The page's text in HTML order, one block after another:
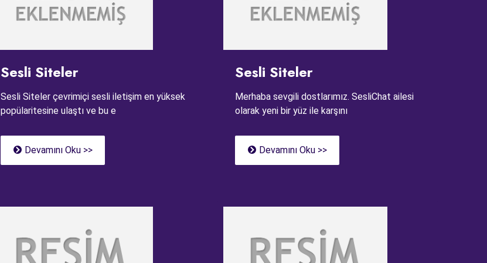
Sesli Siteler
Sesli Siteler çevrimiçi sesli iletişim en yüksek
popülaritesine ulaştı ve bu e
Devamını Oku >>
Sesli Siteler
Merhaba sevgili dostlarımız. SesliChat ailesi
olarak yeni bir yüz ile karşını
Devamını Oku >>